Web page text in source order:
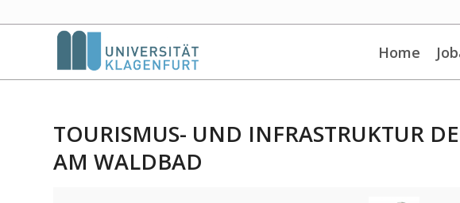
Home
TOURISMUS- UND INFRASTRUKTUR
AM WALDBAD